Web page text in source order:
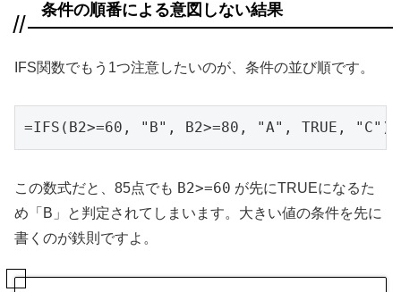
条件の順番による意図しない結果
IFS関数でもう1つ注意したいのが、条件の並び順です。
=IFS(B2>=60, "B", B2>=80, "A", TRUE, "C")
この数式だと、85点でも B2>=60 が先にTRUEになるた
め「B」と判定されてしまいます。大きい値の条件を先に
書くのが鉄則ですよ。